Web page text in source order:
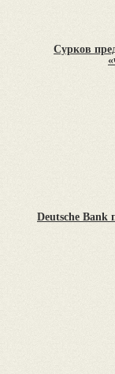
Сурков
Deutsche Bank